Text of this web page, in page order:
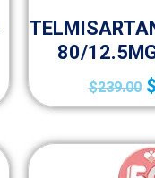
80/
$239.00